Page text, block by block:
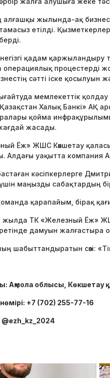
алғашқы жылында-ақ
етілді.
қадам қаржыландыру
процестерді
сәтті іске
мемлекеттік
Халық Банкі» АҚ
қойма
жасады.
Ёж» ЖШС Көкшетау
Алдағы уақытта компания
кәсіпкерлерге
маңызды сабақтардың
қарапайым, бірақ
жылда ТК «Железный Ёж»
дамуын жалғастыра
шабыттандыратын сөзі:
Ақмола облысы, Көкшетау
+7 (702) 255-77-16